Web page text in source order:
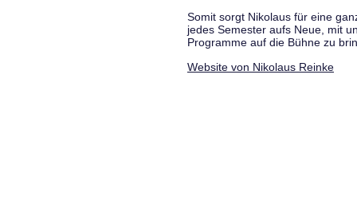
Somit sorgt Nikolaus für eine
jedes Semester aufs Neue, mit
Programme auf die Bühne zu
Website von Nikolaus Reinke